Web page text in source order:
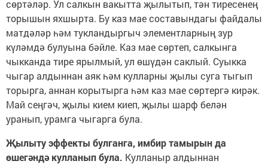
сөртәләр. Ул салкын вакытта җылытып, тән тиресенең
торышын яхшырта. Бу каз мае составындагы файдалы
матдәләр һәм тукландыргыч элементларның зур
күләмдә булуына бәйле. Каз мае сөртеп, салкынга
чыкканда тире ярылмый, ул өшүдән саклый. Суыкка
чыгар алдыннан аяк һәм кулларны җылы суга тыгып
торырга, аннан корытырга һәм каз мае сөртергә кирәк.
Май сеңгәч, җылы кием киеп, җылы шарф белән
уранып, урамга чыгарга була.
Җылыту эффекты булганга, имбир тамырын да
өшегәндә кулланып була. Кулланыр алдыннан